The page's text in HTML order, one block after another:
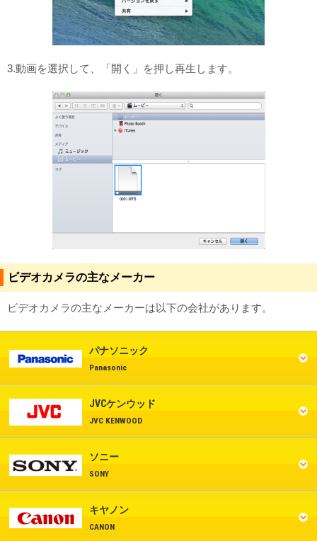
3.動画を選択して、「開く」を押し再生します。
ビデオカメラの主なメーカー
ビデオカメラの主なメーカーは以下の会社があります。
パナソニック
Panasonic
JVCケンウッド
JVC KENWOOD
ソニー
SONY
キヤノン
CANON